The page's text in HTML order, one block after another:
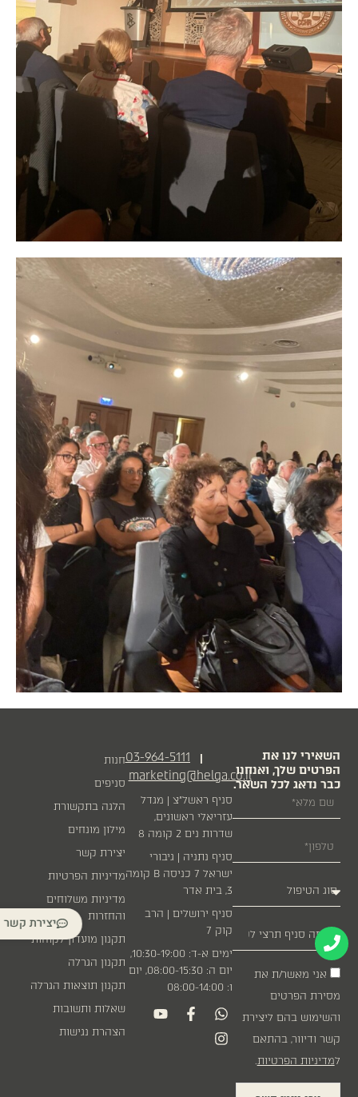
03-964-5111 |
marketing@helga.co.il
סניף ראשל״צ | מגדל
עזריאלי ראשונים,
שדרות נים 2 קומה 8
סניף נתניה | גיבורי
ישראל 7 כניסה B קומה
3, בית אדר
סניף ירושלים | הרב
קוק 7
ימים א-ד: 10:30-19:00,
יום ה: 08:00-15:30, יום
ו: 08:00-14:00
חנות
סניפים
הלגה בתקשורת
מילון מונחים
יצירת קשר
מדיניות הפרטיות
מדיניות משלוחים
והחזרות
תקנון מועדון לקוחות
תקנון הגרלה
תקנון תוצאות הגרלה
שאלות ותשובות
הצהרת נגישות
השאירי לנו את
הפרטים שלך, ואנחנו
כבר נדאג לכל השאר.
אני מאשר/ת את
מסירת הפרטים
והשימוש בהם ליצירת
קשר ודיוור, בהתאם
למדיניות הפרטיות.
יצירת קשר